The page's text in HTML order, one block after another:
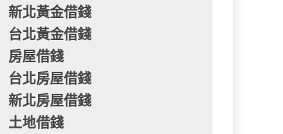
新北黃金借錢
台北黃金借錢
房屋借錢
台北房屋借錢
新北房屋借錢
土地借錢